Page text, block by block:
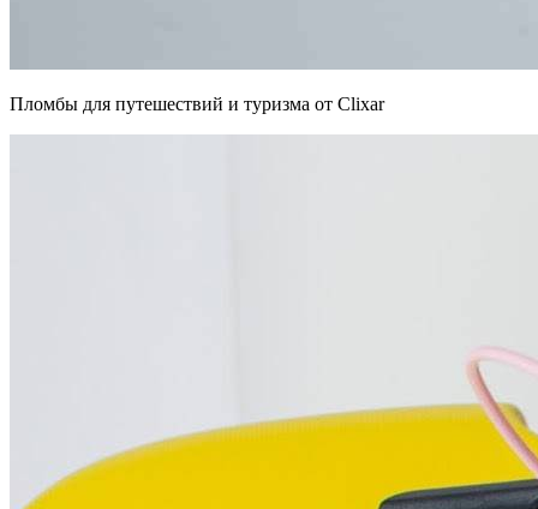
Пломбы для путешествий и туризма от Clixar